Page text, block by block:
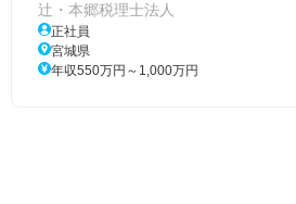
辻・本郷税理士法人
正社員
宮城県
年収550万円～1,000万円